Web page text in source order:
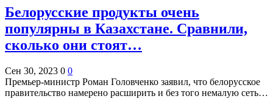
Белорусские продукты очень
популярны в Казахстане. Cравнили,
сколько они стоят…
Сен 30, 2023 0 0
Премьер-министр Роман Головченко заявил, что белорусское
правительство намерено расширить и без того немалую сеть…